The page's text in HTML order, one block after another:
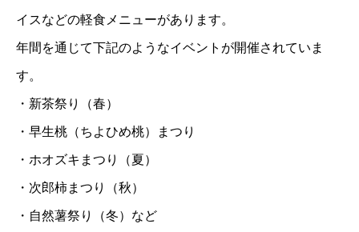
イスなどの軽食メニューがあります。
年間を通じて下記のようなイベントが開催されていま
す。
・新茶祭り（春）
・早生桃（ちよひめ桃）まつり
・ホオズキまつり（夏）
・次郎柿まつり（秋）
・自然薯祭り（冬）など